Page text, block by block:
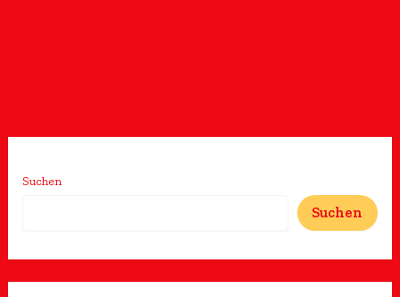
Suchen
Suchen